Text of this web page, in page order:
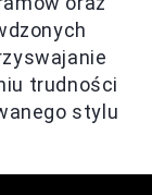
trudności
stylu